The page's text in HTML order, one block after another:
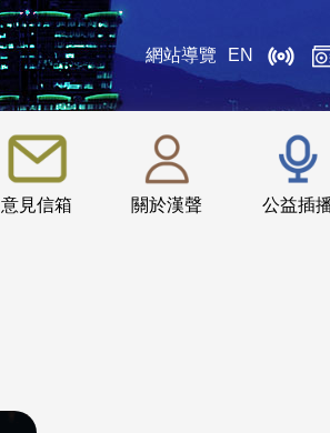
網站導覽 EN
意見信箱 關於漢聲 公益插
:::